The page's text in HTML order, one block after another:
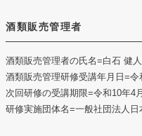
酒類販売管理者
酒類販売管理者の氏名=白石 健人
酒類販売管理研修受講年月日 =令
次回研修の受講期限=令和10年4
研修実施団体名=一般社団法人日